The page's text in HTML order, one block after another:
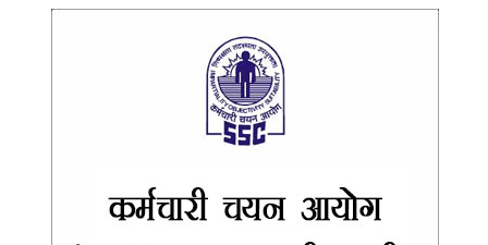
SSC CGL Tier-1 PDF NOTES
SSC CGL (Tier-1) हिन्दी PDF Notes
SSC CGL Tier-2 Notes
SSC Junior Engineer Notes